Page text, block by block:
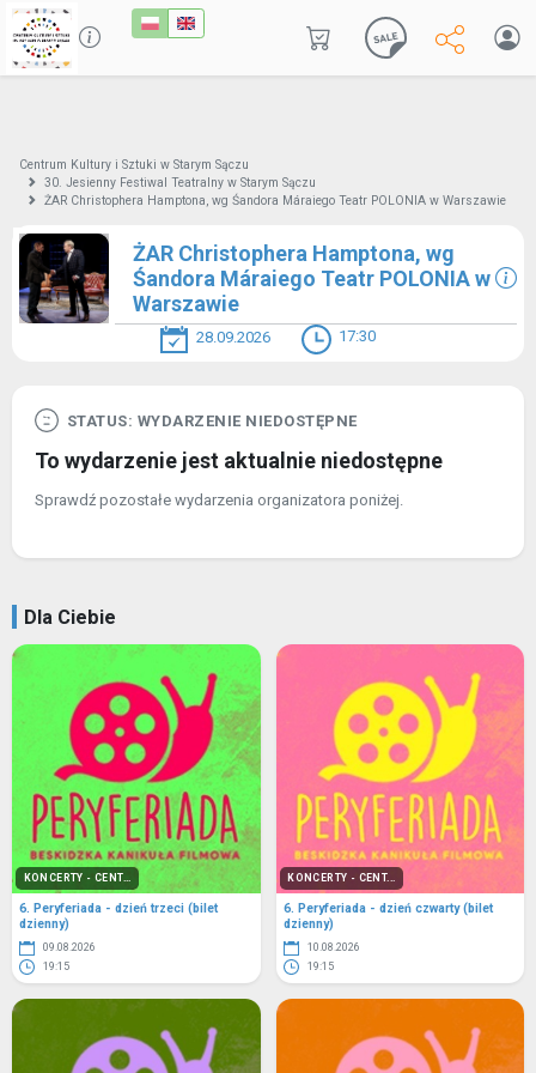
Centrum Kultury i Sztuki w Starym Sączu
30. Jesienny Festiwal Teatralny w Starym Sączu
ŻAR Christophera Hamptona, wg Śandora Máraiego Teatr POLONIA w Warszawie
ŻAR Christophera Hamptona, wg
Śandora Máraiego Teatr POLONIA w
Warszawie
28.09.2026 17:30
STATUS: WYDARZENIE NIEDOSTĘPNE
To wydarzenie jest aktualnie niedostępne
Sprawdź pozostałe wydarzenia organizatora poniżej.
Dla Ciebie
KONCERTY - CENT...
6. Peryferiada - dzień trzeci (bilet
dzienny)
09.08.2026
19:15
KONCERTY - CENT...
6. Peryferiada - dzień czwarty (bilet
dzienny)
10.08.2026
19:15